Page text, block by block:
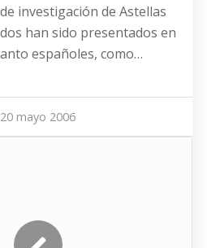
investigación de Astellas
han sido presentados en
españoles, como…
20 mayo 2006